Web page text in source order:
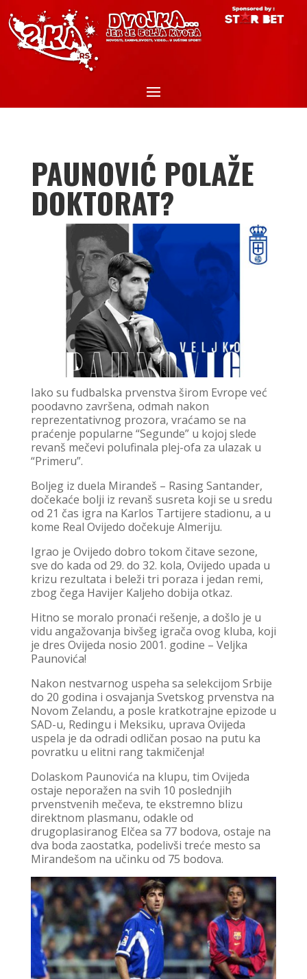
PAUNOVIĆ POLAŽE
DOKTORAT?
Iako su fudbalska prvenstva širom Evrope već
poodavno završena, odmah nakon
reprezentativnog prozora, vraćamo se na
praćenje popularne “Segunde” u kojoj slede
revanš mečevi polufinala plej-ofa za ulazak u
“Primeru”.
Boljeg iz duela Mirandeš – Rasing Santander,
dočekaće bolji iz revanš susreta koji se u sredu
od 21 čas igra na Karlos Tartijere stadionu, a u
kome Real Ovijedo dočekuje Almeriju.
Igrao je Ovijedo dobro tokom čitave sezone,
sve do kada od 29. do 32. kola, Ovijedo upada u
krizu rezultata i beleži tri poraza i jedan remi,
zbog čega Havijer Kaljeho dobija otkaz.
Hitno se moralo pronaći rešenje, a došlo je u
vidu angažovanja bivšeg igrača ovog kluba, koji
je dres Ovijeda nosio 2001. godine – Veljka
Paunovića!
Nakon nestvarnog uspeha sa selekcijom Srbije
do 20 godina i osvajanja Svetskog prvenstva na
Novom Zelandu, a posle kratkotrajne epizode u
SAD-u, Redingu i Meksiku, uprava Ovijeda
uspela je da odradi odličan posao na putu ka
povratku u elitni rang takmičenja!
Dolaskom Paunovića na klupu, tim Ovijeda
ostaje neporažen na svih 10 poslednjih
prvenstvenih mečeva, te ekstremno blizu
direktnom plasmanu, odakle od
drugoplasiranog Elčea sa 77 bodova, ostaje na
dva boda zaostatka, podelivši treće mesto sa
Mirandešom na učinku od 75 bodova.